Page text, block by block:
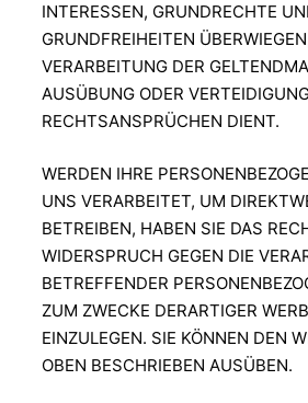
INTERESSEN, GRUNDRECHTE
GRUNDFREIHEITEN
VERARBEITUNG DER
AUSÜBUNG ODER
RECHTSANSPRÜCHEN DIENT.
WERDEN IHRE
UNS VERARBEITET, UM
BETREIBEN, HABEN SIE DAS
WIDERSPRUCH GEGEN DIE
BETREFFENDER
ZUM ZWECKE DERARTIGER
EINZULEGEN. SIE KÖNNEN DEN
OBEN BESCHRIEBEN AUSÜBEN.